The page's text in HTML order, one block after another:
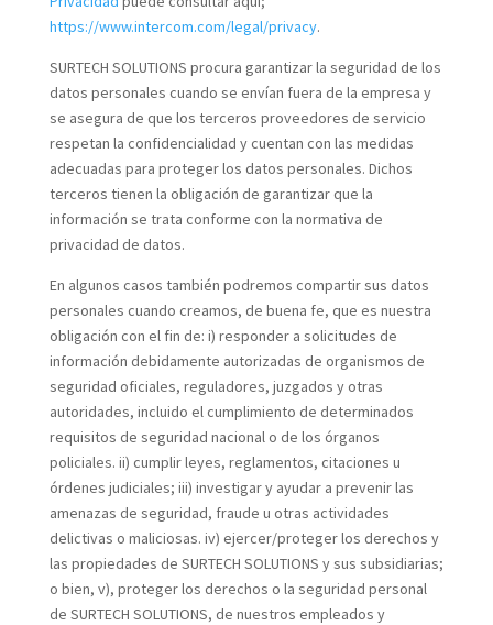
https://www.intercom.com/legal/privacy.
SURTECH SOLUTIONS procura garantizar la seguridad de los
datos personales cuando se envían fuera de la empresa y
se asegura de que los terceros proveedores de servicio
respetan la confidencialidad y cuentan con las medidas
adecuadas para proteger los datos personales. Dichos
terceros tienen la obligación de garantizar que la
información se trata conforme con la normativa de
privacidad de datos.
En algunos casos también podremos compartir sus datos
personales cuando creamos, de buena fe, que es nuestra
obligación con el fin de: i) responder a solicitudes de
información debidamente autorizadas de organismos de
seguridad oficiales, reguladores, juzgados y otras
autoridades, incluido el cumplimiento de determinados
requisitos de seguridad nacional o de los órganos
policiales. ii) cumplir leyes, reglamentos, citaciones u
órdenes judiciales; iii) investigar y ayudar a prevenir las
amenazas de seguridad, fraude u otras actividades
delictivas o maliciosas. iv) ejercer/proteger los derechos y
las propiedades de SURTECH SOLUTIONS y sus subsidiarias;
o bien, v), proteger los derechos o la seguridad personal
de SURTECH SOLUTIONS, de nuestros empleados y